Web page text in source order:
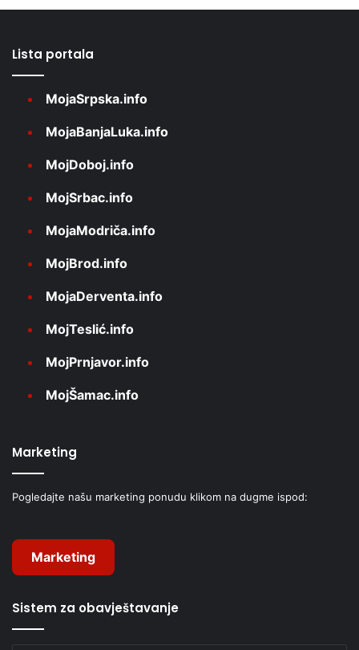
Lista portala
MojaSrpska.info
MojaBanjaLuka.info
MojDoboj.info
MojSrbac.info
MojaModriča.info
MojBrod.info
MojaDerventa.info
MojTeslić.info
MojPrnjavor.info
MojŠamac.info
Marketing
Pogledajte našu marketing ponudu klikom na dugme ispod:
Marketing
Sistem za obavještavanje